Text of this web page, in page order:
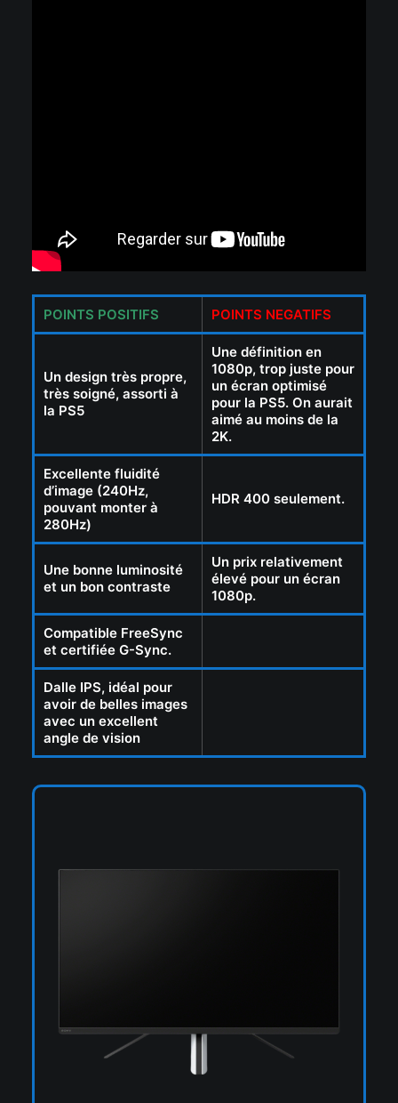
POINTS POSITIFS POINTS NEGATIFS
Un design très propre,
très soigné, assorti à
la PS5
Une définition en
1080p, trop juste pour
un écran optimisé
pour la PS5. On aurait
aimé au moins de la
2K.
Excellente fluidité
d’image (240Hz,
pouvant monter à
280Hz)
HDR 400 seulement.
Une bonne luminosité
et un bon contraste
Un prix relativement
élevé pour un écran
1080p.
Compatible FreeSync
et certifiée G-Sync.
Dalle IPS, idéal pour
avoir de belles images
avec un excellent
angle de vision